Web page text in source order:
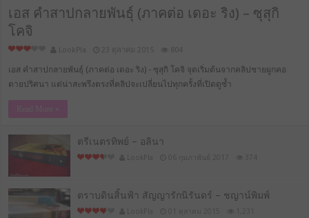
เอส คำสาปกลายพันธุ์ (ภาคต่อ เดอะ ริง) – ซุสุกิ
โคจิ
เอส คำสาปกลายพันธุ์ (ภาคต่อ เดอะ ริง) - ซุสุกิ โคจิ จุดเริ่มต้นจากคลิปชายผูกคอ
ตายปริศนา แต่น่าสะพรึงตรงที่คลิปจะเปลี่ยนไปทุกครั้งที่เปิดดูซ้ำ
Read More »
ตรีเนตรทิพย์ – อลินา
ตราบดินสิ้นฟ้า สัญญารักนิรันดร์ – ชญาน์พิมพ์